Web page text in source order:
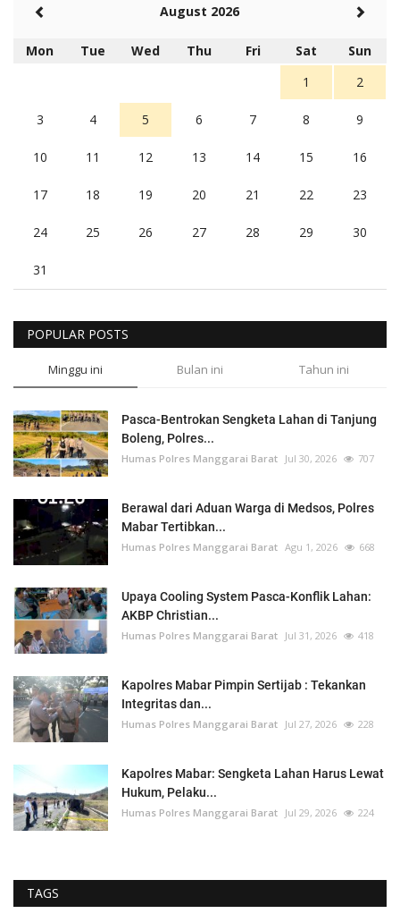
August 2026
Mon Tue Wed Thu Fri Sat
Sun
1
2
3 4 5 6 7 8 9
10 11 12 13 14 15 16
17 18 19 20 21 22 23
24 25 26 27 28 29 30
31
POPULAR POSTS
Minggu ini Bulan ini Tahun ini
Pasca-Bentrokan Sengketa Lahan di Tanjung
Boleng, Polres...
Humas Polres Manggarai Barat Jul 30, 2026 707
Berawal dari Aduan Warga di Medsos, Polres
Mabar Tertibkan...
Humas Polres Manggarai Barat Agu 1, 2026 668
Upaya Cooling System Pasca-Konflik Lahan:
AKBP Christian...
Humas Polres Manggarai Barat Jul 31, 2026 418
Kapolres Mabar Pimpin Sertijab : Tekankan
Integritas dan...
Humas Polres Manggarai Barat Jul 27, 2026 228
Kapolres Mabar: Sengketa Lahan Harus Lewat
Hukum, Pelaku...
Humas Polres Manggarai Barat Jul 29, 2026 224
TAGS